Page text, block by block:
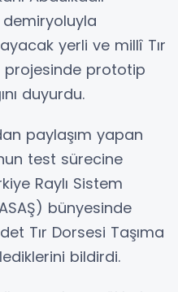
demiryoluyla
yerli ve millî Tır
projesinde prototip
duyurdu.
paylaşım yapan
test sürecine
Raylı Sistem
bünyesinde
Tır Dorsesi Taşıma
bildirdi.